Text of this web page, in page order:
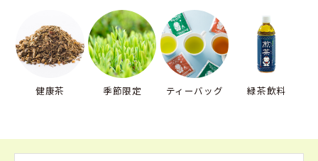
健康茶 季節限定 ティーバッグ 緑茶飲料